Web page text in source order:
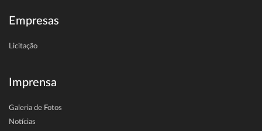
Empresas
Licitação
Imprensa
Galeria de Fotos
Notícias